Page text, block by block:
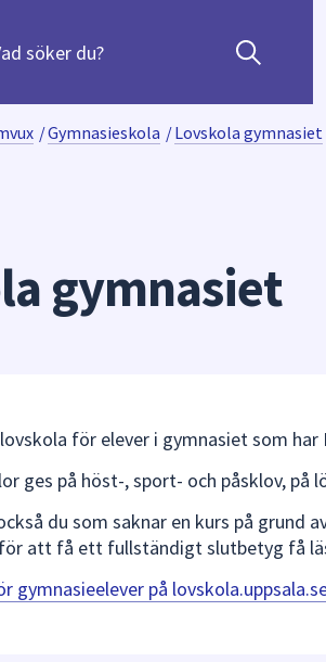
/Gymnasieskola /Lovskola gymnasiet
gymnasiet
för elever i gymnasiet som har
ges på höst-, sport- och påsklov, på
du som saknar en kurs på grund
att få ett fullständigt slutbetyg få
gymnasieelever på